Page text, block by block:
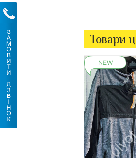
Товари